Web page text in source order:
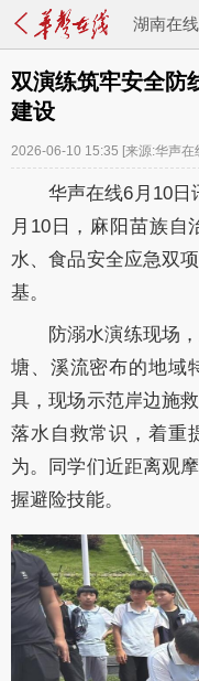
湖南在线
双演练筑牢安全防
建设
2026-06-10 15:35 [来源:华声在
华声在线6月10
月10日，麻阳苗族自
水、食品安全应急双
基。
防溺水演练现场
塘、溪流密布的地域
具，现场示范岸边施
落水自救常识，着重
为。同学们近距离观
握避险技能。